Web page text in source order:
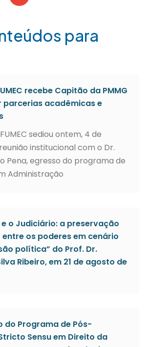
para
recebe Capitão da PMMG
parcerias acadêmicas e
sediou ontem, 4 de
institucional com o Dr.
Pena, egresso do programa de
Administração
e o Judiciário: a preservação
os poderes em cenário
política” do Prof. Dr.
Ribeiro, em 21 de agosto de
do Programa de Pós-
Sensu em Direito da